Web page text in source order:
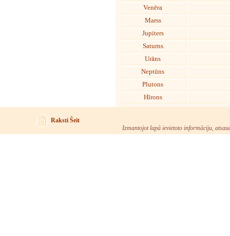
Venēra
Marss
Jupiters
Saturns
Urāns
Neptūns
Plutons
Hīrons
Raksti Šeit
Izmantojot lapā ievietoto informāciju,